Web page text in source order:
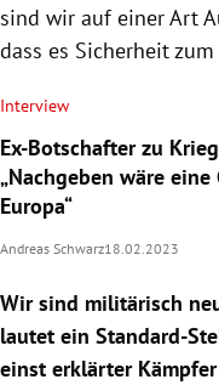
sind wir auf einer Art
dass es Sicherheit
Interview
Ex-Botschafter zu
„Nachgeben wäre
Europa“
Andreas Schwarz18.02.2023
Wir sind militärisch
lautet ein Standard-
einst erklärter